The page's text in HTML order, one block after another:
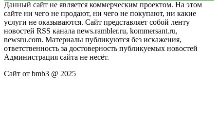
Данный сайт не является коммерческим проектом. На этом
сайте ни чего не продают, ни чего не покупают, ни какие
услуги не оказываются. Сайт представляет собой ленту
новостей RSS канала news.rambler.ru, kommersant.ru,
newsru.com. Материалы публикуются без искажения,
ответственность за достоверность публикуемых новостей
Администрация сайта не несёт.
Сайт от bmb3 @ 2025